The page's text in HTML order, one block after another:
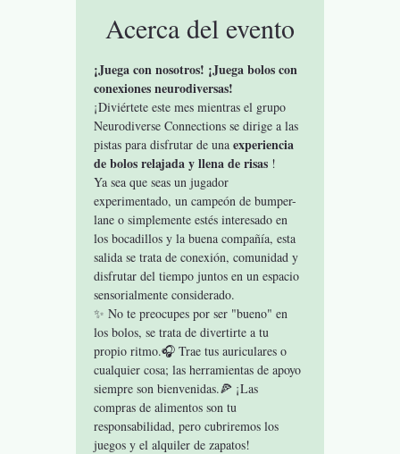
Acerca del evento
¡Juega con nosotros! ¡Juega bolos con
conexiones neurodiversas!
¡Diviértete este mes mientras el grupo
Neurodiverse Connections se dirige a las
pistas para disfrutar de una experiencia
de bolos relajada y llena de risas !
Ya sea que seas un jugador
experimentado, un campeón de bumper-
lane o simplemente estés interesado en
los bocadillos y la buena compañía, esta
salida se trata de conexión, comunidad y
disfrutar del tiempo juntos en un espacio
sensorialmente considerado.
✨ No te preocupes por ser "bueno" en
los bolos, se trata de divertirte a tu
propio ritmo.🎧 Trae tus auriculares o
cualquier cosa; las herramientas de apoyo
siempre son bienvenidas.🍕 ¡Las
compras de alimentos son tu
responsabilidad, pero cubriremos los
juegos y el alquiler de zapatos!